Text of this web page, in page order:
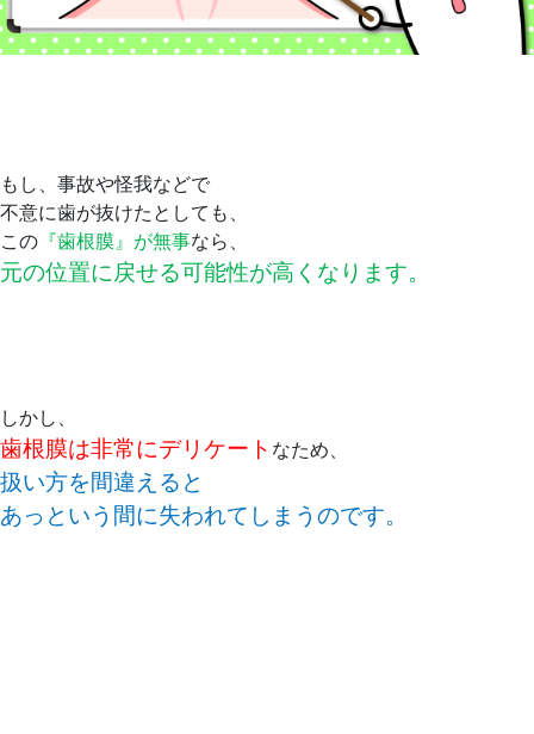
もし、事故や怪我などで
不意に歯が抜けたとしても、
この 『歯根膜』が無事なら、
元の位置に戻せる可能性が高くなります。
しかし、
歯根膜は非常にデリケート なため、
扱い方を間違えると
あっという間に失われてしまうのです。